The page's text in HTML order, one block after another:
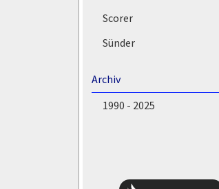
Scorer
Sünder
Archiv
1990 - 2025